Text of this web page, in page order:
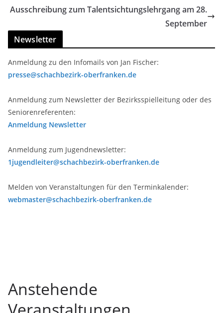
Ausschreibung zum Talentsichtungslehrgang am 28.
September
Newsletter
Anmeldung zu den Infomails von Jan Fischer:
presse@schachbezirk-oberfranken.de
Anmeldung zum Newsletter der Bezirksspielleitung oder des
Seniorenreferenten:
Anmeldung Newsletter
Anmeldung zum Jugendnewsletter:
1jugendleiter@schachbezirk-oberfranken.de
Melden von Veranstaltungen für den Terminkalender:
webmaster@schachbezirk-oberfranken.de
Anstehende